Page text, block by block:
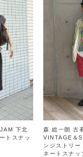
下北
トスナッ
森 総一朗 古
VINTAGE＆
ンジストリー
ネートスナッ